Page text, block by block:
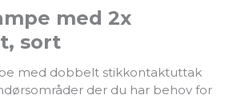
med 2x
sort
med dobbelt stikkontaktuttak
der du har behov for